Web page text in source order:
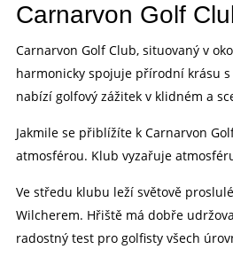
Carnarvon Golf
Carnarvon Golf Club, situovaný v
harmonicky spojuje přírodní krásu
nabízí golfový zážitek v klidném a
Jakmile se přiblížíte k Carnarvon
atmosférou. Klub vyzařuje
Ve středu klubu leží světově
Wilcherem. Hřiště má dobře
radostný test pro golfisty všech